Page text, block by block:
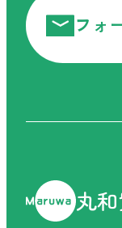
お電
フォ
フォ
丸